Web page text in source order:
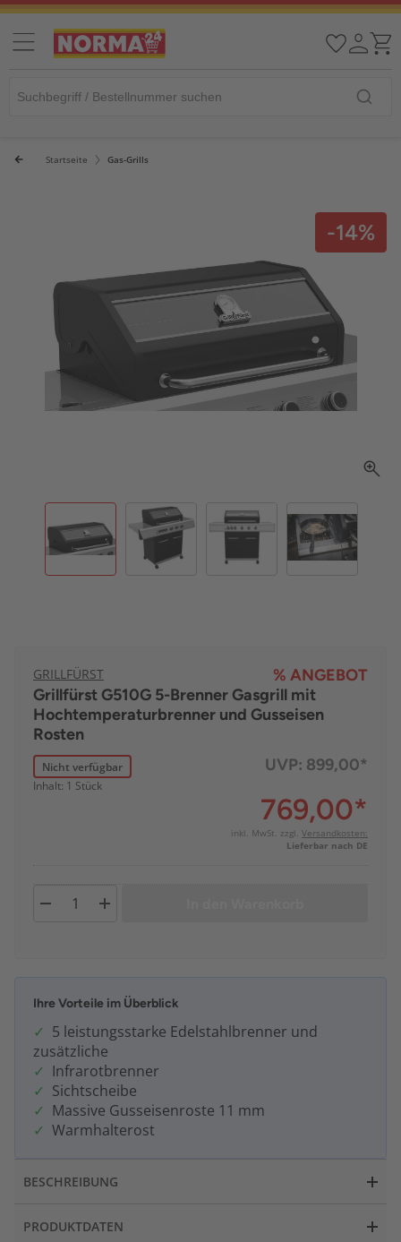
Startseite Gas-Grills
-14%
GRILLFÜRST
% ANGEBOT
Grillfürst G510G 5-Brenner Gasgrill mit
Hochtemperaturbrenner und Gusseisen
Rosten
Nicht verfügbar
Inhalt: 1 Stück
UVP: 899,00*
769,00*
inkl. MwSt. zzgl. Versandkosten:
Lieferbar nach DE
Ihre Vorteile im Überblick
5 leistungsstarke Edelstahlbrenner und
zusätzliche
Infrarotbrenner
Sichtscheibe
Massive Gusseisenroste 11 mm
Warmhalterost
BESCHREIBUNG
PRODUKTDATEN